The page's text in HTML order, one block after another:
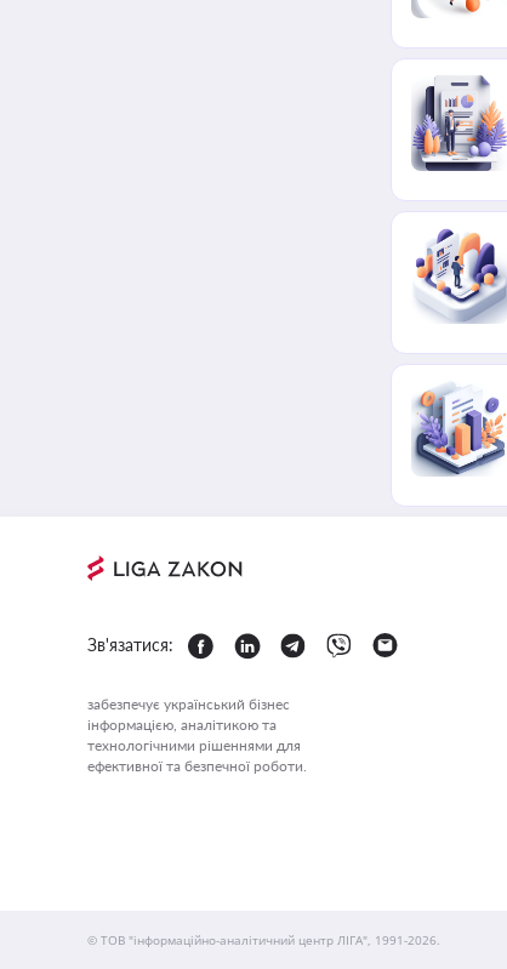
Зв'язатися:
забезпечує український бізнес
інформацією, аналітикою та
технологічними рішеннями для
ефективної та безпечної роботи.
© ТОВ "інформаційно-аналітичний центр ЛІГА", 1991-2026.